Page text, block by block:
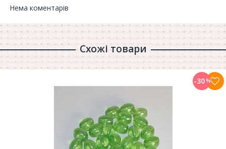
Нема коментарів
Схожі товари
-30%